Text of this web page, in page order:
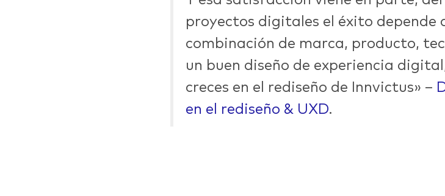
proyectos digitales el éxito depende
combinación de marca, producto,
un buen diseño de experiencia
creces en el rediseño de Innvictus» –
en el rediseño & UXD.